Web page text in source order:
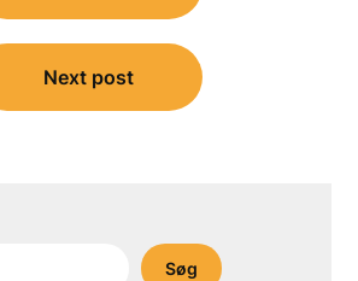
Next post
Søg